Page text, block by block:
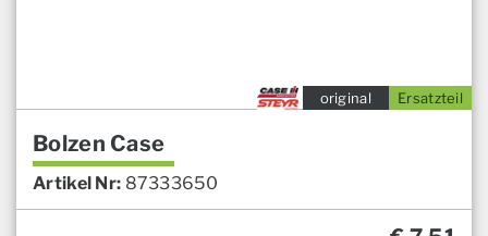
Ersatzteil
original
Bolzen Case
Artikel Nr: 87333650